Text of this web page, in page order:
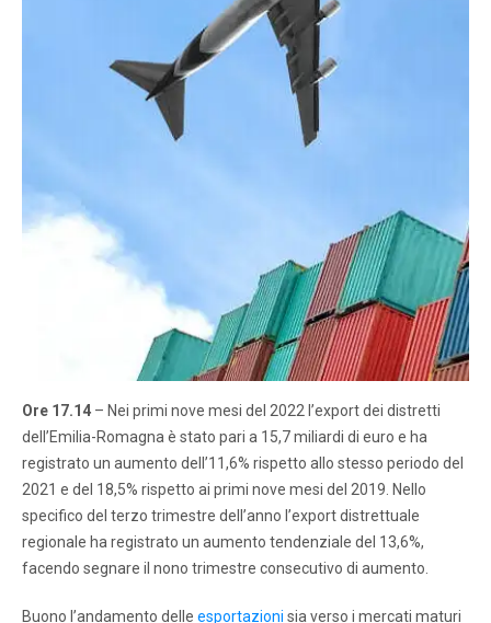
Ore 17.14 – Nei primi nove mesi del 2022 l’export dei distretti
dell’Emilia-Romagna è stato pari a 15,7 miliardi di euro e ha
registrato un aumento dell’11,6% rispetto allo stesso periodo del
2021 e del 18,5% rispetto ai primi nove mesi del 2019. Nello
specifico del terzo trimestre dell’anno l’export distrettuale
regionale ha registrato un aumento tendenziale del 13,6%,
facendo segnare il nono trimestre consecutivo di aumento.
Buono l’andamento delle esportazioni sia verso i mercati maturi